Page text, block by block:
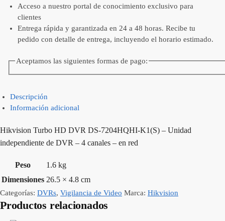
Acceso a nuestro portal de conocimiento exclusivo para
clientes
Entrega rápida y garantizada en 24 a 48 horas. Recibe tu
pedido con detalle de entrega, incluyendo el horario estimado.
Aceptamos las siguientes formas de pago:
Descripción
Información adicional
Hikvision Turbo HD DVR DS-7204HQHI-K1(S) – Unidad
independiente de DVR – 4 canales – en red
Peso
1.6 kg
Dimensiones 26.5 × 4.8 cm
Categorías: DVRs, Vigilancia de Video Marca: Hikvision
Productos relacionados